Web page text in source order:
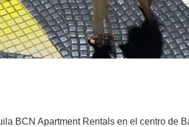
BCN Apartment Rentals en el centro de